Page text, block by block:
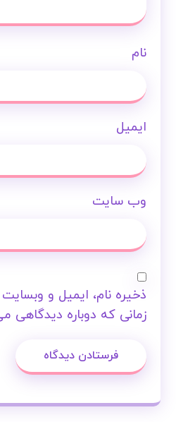
نام
ایمیل
وب‌ سایت
ذخیره نام، ایمیل و
زمانی که دوباره دیدگاهی
فرستادن دیدگاه